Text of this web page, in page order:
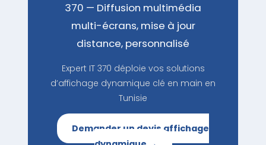
370 — Diffusion multimédia
multi-écrans, mise à jour
distance, personnalisé
Expert IT 370 déploie vos solutions
d’affichage dynamique clé en main en
Tunisie
Demander un devis affichage